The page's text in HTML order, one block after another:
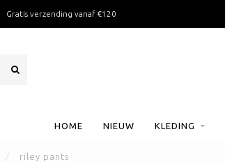
Gratis verzending vanaf €120
HOME NIEUW KLEDING
/ riley pants